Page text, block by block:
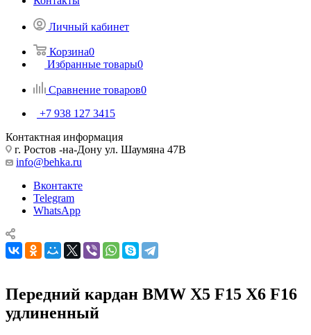
Личный кабинет
Корзина0
Избранные товары0
Сравнение товаров0
+7 938 127 3415
Контактная информация
г. Ростов -на-Дону ул. Шаумяна 47В
info@behka.ru
Вконтакте
Telegram
WhatsApp
Передний кардан BMW X5 F15 X6 F16
удлиненный